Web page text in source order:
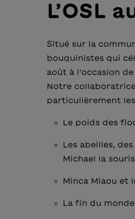
L’OSL
Situé sur la
bouquinistes qui
août à l’occasion
Notre collaboratrice
particulièrement
Le poids des
Les abeilles,
Michael la
Minca Miaou et
La fin du